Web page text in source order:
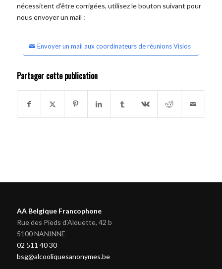
nécessitent d'être corrigées, utilisez le bouton suivant pour
nous envoyer un mail :
Envoyer un mail aux coordinateurs de réunions Visios
Partager cette publication
AA Belgique Francophone
Rue des Pieds d'Alouette, 42 b
5100 NANINNE
02 511 40 30
bsg@alcooliquesanonymes.be